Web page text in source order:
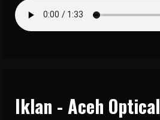
Iklan - Aceh Optical